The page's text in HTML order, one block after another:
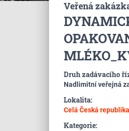
Veřená
Druh zadávacího
Nadlimitní veřejná
Lokalita:
Celá Česká republika
Kategorie: